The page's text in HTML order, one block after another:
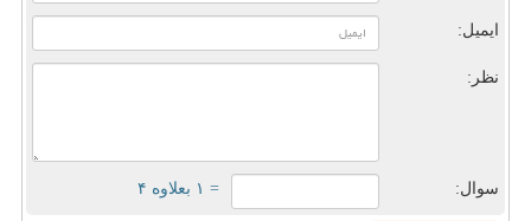
ایمیل:
نظر:
سوال: = ۱ بعلاوه ۴